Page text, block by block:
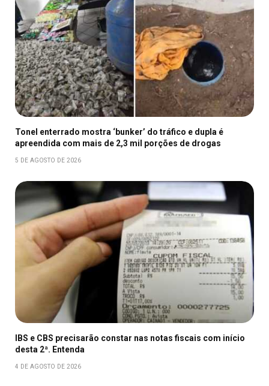
Tonel enterrado mostra ‘bunker’ do tráfico e dupla é
apreendida com mais de 2,3 mil porções de drogas
5 DE AGOSTO DE 2026
IBS e CBS precisarão constar nas notas fiscais com início
desta 2ª. Entenda
4 DE AGOSTO DE 2026